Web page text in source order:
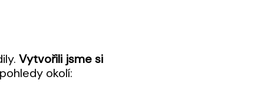
Vytvořili jsme si
okolí: